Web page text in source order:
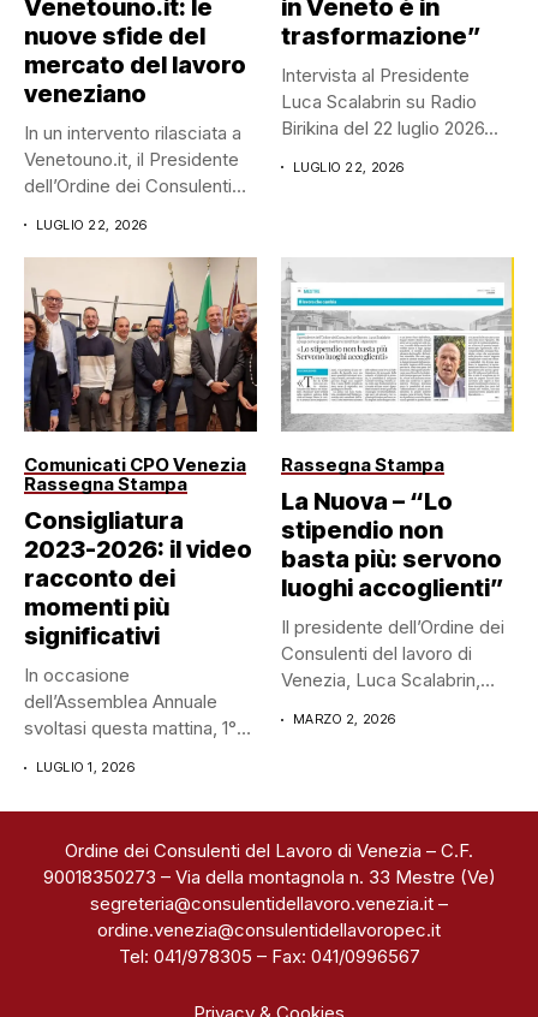
Venetouno.it: le
nuove sfide del
mercato del lavoro
veneziano
In un intervento rilasciata a
Venetouno.it, il Presidente
dell’Ordine dei Consulenti
LUGLIO 22, 2026
in Veneto è in
trasformazione”
Intervista al Presidente
Luca Scalabrin su Radio
Birikina del 22 luglio 2026...
LUGLIO 22, 2026
Comunicati CPO Venezia
Rassegna Stampa
Consigliatura
2023-2026: il video
racconto dei
momenti più
significativi
In occasione
dell’Assemblea Annuale
svoltasi questa mattina, 1°
ripercorso...
LUGLIO 1, 2026
Rassegna Stampa
La Nuova – “Lo
stipendio non
basta più: servono
luoghi accoglienti”
Il presidente dell’Ordine dei
Consulenti del lavoro di
Venezia, Luca Scalabrin,
MARZO 2, 2026
Ordine dei Consulenti del Lavoro di Venezia – C.F.
90018350273 – Via della montagnola n. 33 Mestre (Ve)
segreteria@consulentidellavoro.venezia.it –
ordine.venezia@consulentidellavoropec.it
Tel: 041/978305 – Fax: 041/0996567